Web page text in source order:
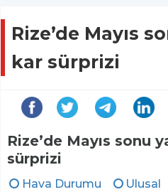
Rize’de Mayıs
kar sürprizi
Rize’de Mayıs sonu
sürprizi
Hava Durumu
Ulusal